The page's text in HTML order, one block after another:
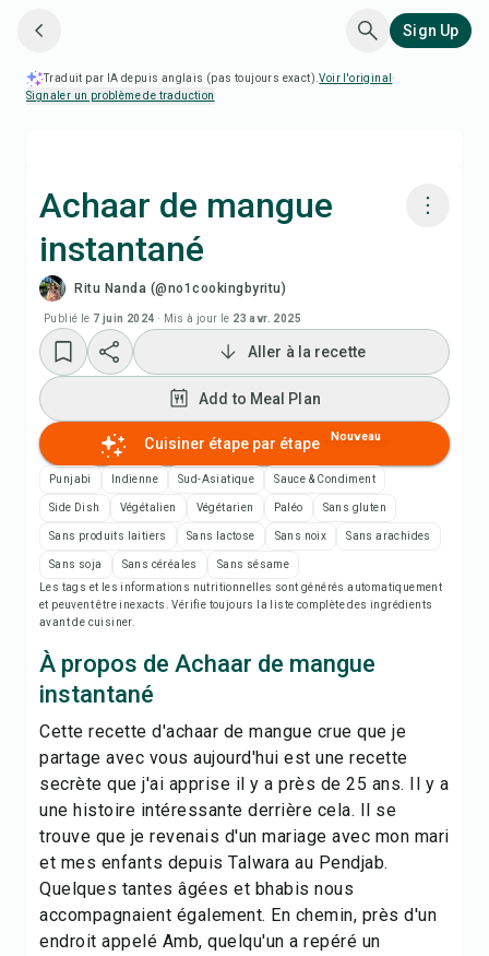
Sign Up
Traduit par IA depuis anglais (pas toujours exact).Voir l'original ·
Signaler un problème de traduction
Achaar de mangue
instantané
Ritu Nanda (@no1cookingbyritu)
Publié le 7 juin 2024 · Mis à jour le 23 avr. 2025
Cuisiner avec Chefadora AI
Regarder la vidéo de la recette
Add to Meal Plan
Add to Shopping List
Enregistrer
Partager
Signaler
Aller à la recette
Add to Meal Plan
Cuisiner étape par étape Nouveau
Punjabi Indienne Sud-Asiatique Sauce & Condiment
Side Dish Végétalien Végétarien Paléo Sans gluten
Sans produits laitiers Sans lactose Sans noix Sans arachides
Sans soja Sans céréales
Sans sésame
Les tags et les informations nutritionnelles sont générés automatiquement
et peuvent être inexacts. Vérifie toujours la liste complète des ingrédients
avant de cuisiner.
À propos de Achaar de mangue
instantané
Cette recette d'achaar de mangue crue que je
partage avec vous aujourd'hui est une recette
secrète que j'ai apprise il y a près de 25 ans. Il y a
une histoire intéressante derrière cela. Il se
trouve que je revenais d'un mariage avec mon mari
et mes enfants depuis Talwara au Pendjab.
Quelques tantes âgées et bhabis nous
accompagnaient également. En chemin, près d'un
endroit appelé Amb, quelqu'un a repéré un